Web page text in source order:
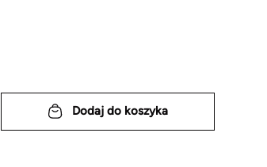
Dodaj do koszyka